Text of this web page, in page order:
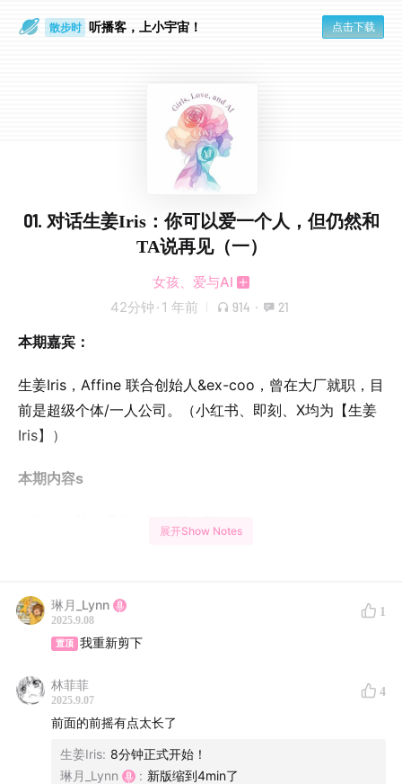
散步时 听播客，上小宇宙！ 点击下载
01. 对话生姜Iris：你可以爱一个人，但仍然和
TA说再见（一）
女孩、爱与AI
42分钟 · 1 年前 914 · 21
本期嘉宾：
生姜Iris，Affine 联合创始人&ex-coo，曾在大厂就职，目
前是超级个体/一人公司。（小红书、即刻、X均为【生姜
Iris】）
本期内容s
这是《女孩、爱与AI》的第一期。
创业的部分我会放到我的栏目《超级个体开放麦》（也会
分为两期）。关于亲密关系的话题也会分为两期，本期是
关于主播
琳月，LLM/AIGC从业者/AIGC创作者、小红书博主
展开Show Notes
琳月_Lynn
2025.9.08
1
置顶 我重新剪下
林菲菲
2025.9.07
4
前面的前摇有点太长了
生姜Iris: 8分钟正式开始！
琳月_Lynn
: 新版缩到4min了